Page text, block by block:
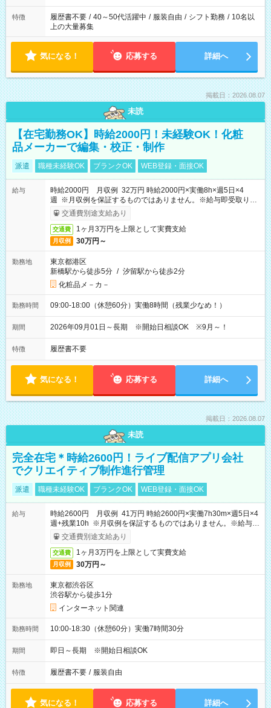
特徴 履歴書不要 / 40～50代活躍中 / 服装自由 / シフト勤務 / 10名以
上の大量募集
気になる！ 応募する 詳細へ
掲載日：2026.08.07
未読
【在宅勤務OK】時給2000円！未経験OK！化粧
品メーカーで編集・校正・制作
派遣 職種未経験OK ブランクOK WEB登録・面接OK
給与
時給2000円 月収例 32万円 時給2000円×実働8h×週5日×4
週 ※月収例を保証するものではありません。※給与即受取りサ
ービス利用可（利用条件有）
交通費別途支給あり
交通費 1ヶ月3万円を上限として実費支給
月収例 30万円～
勤務地
東京都港区
新橋駅から徒歩5分 / 汐留駅から徒歩2分
化粧品メ－カ－
勤務時間 09:00-18:00（休憩60分）実働8時間（残業少なめ！）
期間 2026年09月01日～長期 ※開始日相談OK ※9月～！
特徴 履歴書不要
気になる！ 応募する 詳細へ
掲載日：2026.08.07
未読
完全在宅＊時給2600円！ライブ配信アプリ会社
でクリエイティブ制作進行管理
派遣 職種未経験OK ブランクOK WEB登録・面接OK
給与
時給2600円 月収例 41万円 時給2600円×実働7h30m×週5日×4
週+残業10h ※月収例を保証するものではありません。※給与即
受取りサービス利用可（利用条件有）
交通費別途支給あり
交通費 1ヶ月3万円を上限として実費支給
月収例 30万円～
勤務地
東京都渋谷区
渋谷駅から徒歩1分
インターネット関連
勤務時間 10:00-18:30（休憩60分）実働7時間30分
期間 即日～長期 ※開始日相談OK
特徴 履歴書不要 / 服装自由
気になる！ 応募する 詳細へ